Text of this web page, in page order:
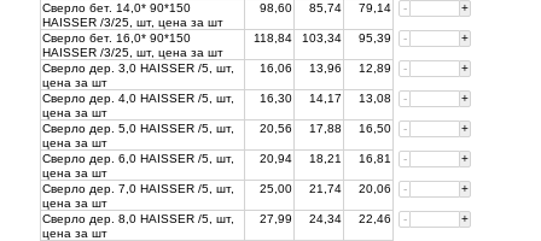
Сверло бет. 14,0* 90*150
HAISSER /3/25, шт, цена за шт
98,60 85,74 79,14 - +
Сверло бет. 16,0* 90*150
HAISSER /3/25, шт, цена за шт
118,84 103,34 95,39 - +
Сверло дер. 3,0 HAISSER /5, шт,
цена за шт
16,06 13,96 12,89 - +
Сверло дер. 4,0 HAISSER /5, шт,
цена за шт
16,30 14,17 13,08 - +
Сверло дер. 5,0 HAISSER /5, шт,
цена за шт
20,56 17,88 16,50 - +
Сверло дер. 6,0 HAISSER /5, шт,
цена за шт
20,94 18,21 16,81 - +
Сверло дер. 7,0 HAISSER /5, шт,
цена за шт
25,00 21,74 20,06 - +
Сверло дер. 8,0 HAISSER /5, шт,
цена за шт
27,99 24,34 22,46 - +